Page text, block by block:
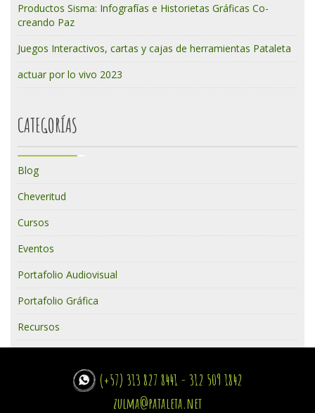
Productos Sisma: Infografías e Historietas Gráficas Co-
creando Paz
Juegos Interactivos, cartas y cajas de herramientas Pataleta
actuar por lo vivo 2023
CATEGORÍAS
Blog
Cheveritud
Cursos
Eventos
Portafolio Audiovisual
Portafolio Gráfica
Recursos
(+57) 313 827 8441 - 312 509 1842
zulma@pataleta.net